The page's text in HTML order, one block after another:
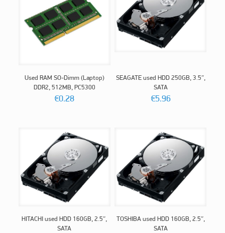
Used RAM SO-Dimm (Laptop)
DDR2, 512MB, PC5300
€0.28
SEAGATE used HDD 250GB, 3.5″,
SATA
€5.96
HITACHI used HDD 160GB, 2.5″,
SATA
TOSHIBA used HDD 160GB, 2.5″,
SATA